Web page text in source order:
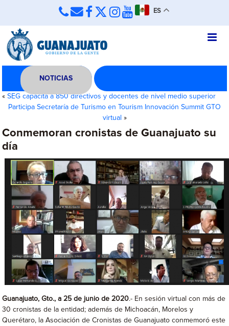
ES
NOTICIAS
«SEG capacita a 850 directivos y docentes de nivel medio superior
Participa Secretaría de Turismo en Tourism Innovación Summit GTO
virtual »
Conmemoran cronistas de Guanajuato su
día
Guanajuato, Gto., a 25 de junio de 2020.- En sesión virtual con más de
30 cronistas de la entidad; además de Michoacán, Morelos y
Querétaro, la Asociación de Cronistas de Guanajuato conmemoró este